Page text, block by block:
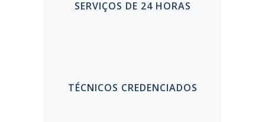
SERVIÇOS DE 24 HORAS
TÉCNICOS CREDENCIADOS